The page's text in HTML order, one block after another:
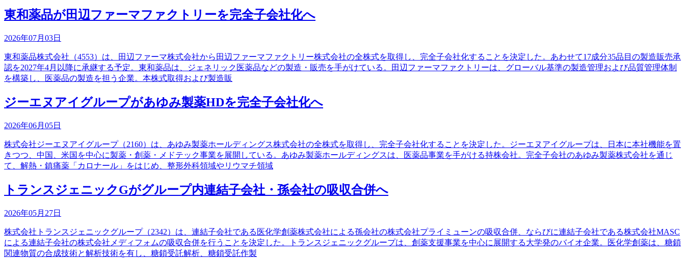
東和薬品が田辺ファーマファクトリーを完全子会社化へ
2026年07月03日
東和薬品株式会社（4553）は、田辺ファーマ株式会社から田辺ファーマファクトリー株式会社の全株式を取得し、完全子会社化することを決定した。あわせて17成分35品目の製造販売承
認を2027年4月以降に承継する予定。東和薬品は、ジェネリック医薬品などの製造・販売を手がけている。田辺ファーマファクトリーは、グローバル基準の製造管理および品質管理体制
を構築し、医薬品の製造を担う企業。本株式取得および製造販
ジーエヌアイグループがあゆみ製薬HDを完全子会社化へ
2026年06月05日
株式会社ジーエヌアイグループ（2160）は、あゆみ製薬ホールディングス株式会社の全株式を取得し、完全子会社化することを決定した。ジーエヌアイグループは、日本に本社機能を置
きつつ、中国、米国を中心に製薬・創薬・メドテック事業を展開している。あゆみ製薬ホールディングスは、医薬品事業を手がける持株会社。完全子会社のあゆみ製薬株式会社を通じ
て、解熱・鎮痛薬「カロナール」をはじめ、整形外科領域やリウマチ領域
トランスジェニックGがグループ内連結子会社・孫会社の吸収合併へ
2026年05月27日
株式会社トランスジェニックグループ（2342）は、連結子会社である医化学創薬株式会社による孫会社の株式会社プライミューンの吸収合併、ならびに連結子会社である株式会社MASC
による連結子会社の株式会社メディフォムの吸収合併を行うことを決定した。トランスジェニックグループは、創薬支援事業を中心に展開する大学発のバイオ企業。医化学創薬は、糖鎖
関連物質の合成技術と解析技術を有し、糖鎖受託解析、糖鎖受託作製